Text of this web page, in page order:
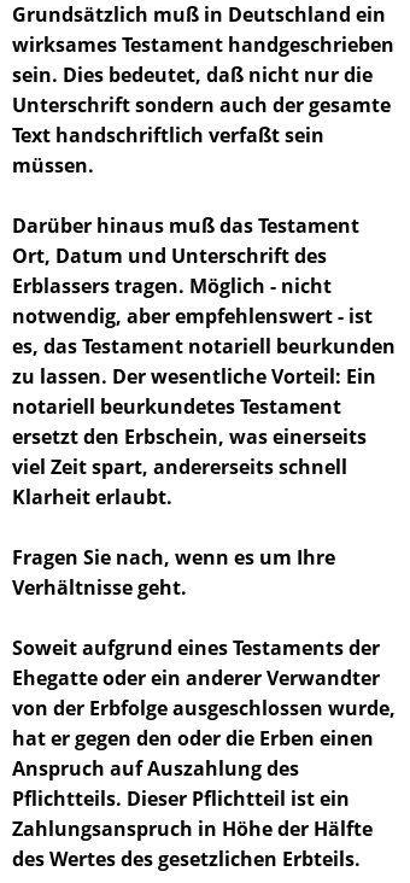
Grundsätzlich muß in Deutschland ein
wirksames Testament handgeschrieben
sein. Dies bedeutet, daß nicht nur die
Unterschrift sondern auch der gesamte
Text handschriftlich verfaßt sein
müssen.
Darüber hinaus muß das Testament
Ort, Datum und Unterschrift des
Erblassers tragen. Möglich - nicht
notwendig, aber empfehlenswert - ist
es, das Testament notariell beurkunden
zu lassen. Der wesentliche Vorteil: Ein
notariell beurkundetes Testament
ersetzt den Erbschein, was einerseits
viel Zeit spart, andererseits schnell
Klarheit erlaubt.
Fragen Sie nach, wenn es um Ihre
Verhältnisse geht.
Soweit aufgrund eines Testaments der
Ehegatte oder ein anderer Verwandter
von der Erbfolge ausgeschlossen wurde,
hat er gegen den oder die Erben einen
Anspruch auf Auszahlung des
Pflichtteils. Dieser Pflichtteil ist ein
Zahlungsanspruch in Höhe der Hälfte
des Wertes des gesetzlichen Erbteils.